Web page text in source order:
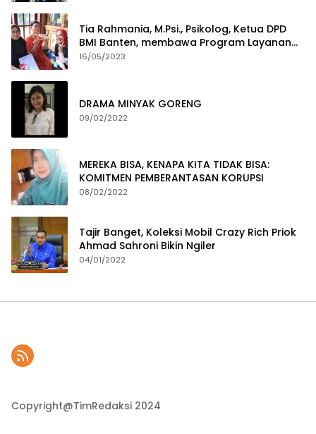
Tia Rahmania, M.Psi., Psikolog, Ketua DPD
BMI Banten, membawa Program Layanan
Pembuatan Dokumen Kependudukan
16/05/2023
DRAMA MINYAK GORENG
09/02/2022
MEREKA BISA, KENAPA KITA TIDAK BISA:
KOMITMEN PEMBERANTASAN KORUPSI
08/02/2022
Tajir Banget, Koleksi Mobil Crazy Rich Priok
Ahmad Sahroni Bikin Ngiler
04/01/2022
Copyright@TimRedaksi 2024